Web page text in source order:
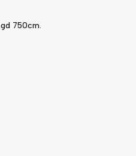
750cm.